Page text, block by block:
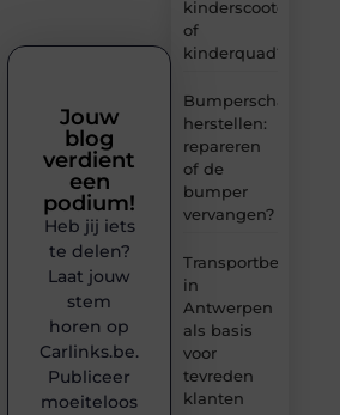
kinderscooter
of
kinderquad?
Bumperschade
herstellen:
repareren
of de
bumper
vervangen?
Transportbedrijf
in
Antwerpen
als basis
voor
tevreden
klanten
Jouw
blog
verdient
een
podium!
Heb jij iets
te delen?
Laat jouw
stem
horen op
Carlinks.be.
Publiceer
moeiteloos